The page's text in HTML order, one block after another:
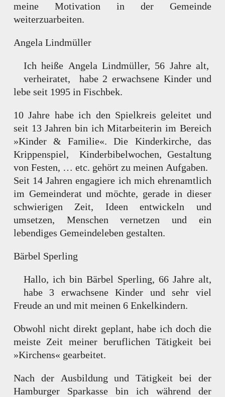
meine Motivation in der Gemeinde
weiterzuarbeiten.
Angela Lindmüller
Ich heiße Angela Lindmüller, 56 Jahre alt,
verheiratet, habe 2 erwachsene Kinder und
lebe seit 1995 in Fischbek.
10 Jahre habe ich den Spielkreis geleitet und
seit 13 Jahren bin ich Mitarbeiterin im Bereich
»Kinder & Familie«. Die Kinderkirche, das
Krippenspiel, Kinderbibelwochen, Gestaltung
von Festen, … etc. gehört zu meinen Aufgaben.
Seit 14 Jahren engagiere ich mich ehrenamtlich
im Gemeinderat und möchte, gerade in dieser
schwierigen Zeit, Ideen entwickeln und
umsetzen, Menschen vernetzen und ein
lebendiges Gemeindeleben gestalten.
Bärbel Sperling
Hallo, ich bin Bärbel Sperling, 66 Jahre alt,
habe 3 erwachsene Kinder und sehr viel
Freude an und mit meinen 6 Enkelkindern.
Obwohl nicht direkt geplant, habe ich doch die
meiste Zeit meiner beruflichen Tätigkeit bei
»Kirchens« gearbeitet.
Nach der Ausbildung und Tätigkeit bei der
Hamburger Sparkasse bin ich während der